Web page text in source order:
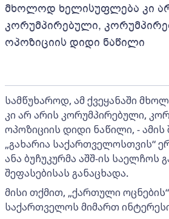
მხოლოდ ხელისუფლება კი
კორუმპირებული,
ოპოზიციის დიდი ნაწილი
სამწუხაროდ, ამ ქვეყანაში
კი არ არის კორუმპირებული,
ოპოზიციის დიდი ნაწილი, - ამის
„გახარია საქართველოსთვის“
ანა ბუჩუკურმა აშშ-ის საელჩოს
შეფასებისას განაცხადა.
მისი თქმით, „ქართული
საქართველოს მიმართ